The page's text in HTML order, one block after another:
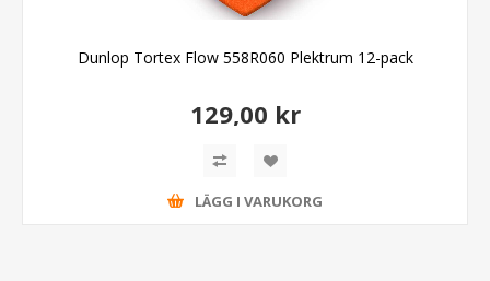
Dunlop Tortex Flow 558R060 Plektrum 12-pack
129,00 kr
LÄGG I VARUKORG